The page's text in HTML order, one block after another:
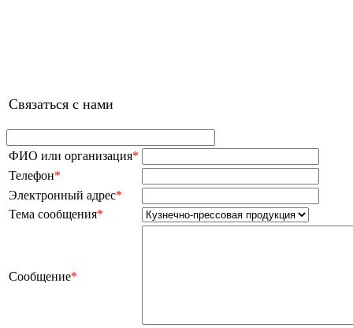
Связаться с нами
ФИО или организация*
Телефон*
Электронный адрес*
Тема сообщения*
Сообщение*